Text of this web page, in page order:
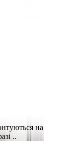
на
..